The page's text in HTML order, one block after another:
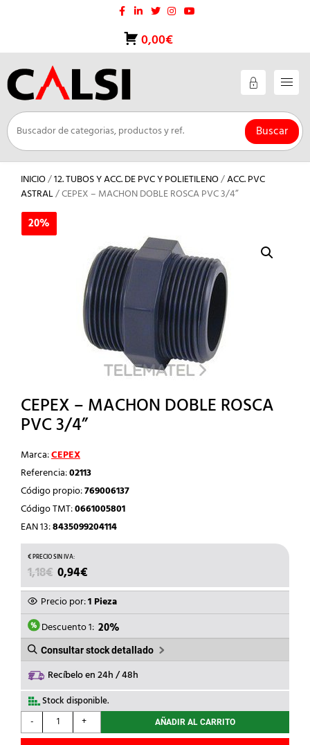
0,00€
Buscar
INICIO/12. TUBOS Y ACC. DE PVC Y POLIETILENO/ACC. PVC
ASTRAL/ CEPEX – MACHON DOBLE ROSCA PVC 3/4”
20%
CEPEX – MACHON DOBLE ROSCA
PVC 3/4”
Marca:CEPEX
Referencia:02113
Código propio:769006137
Código TMT:0661005801
EAN 13:8435099204114
1,18€ EL
PRECIO
ORIGINAL
ERA:
1,18€.
0,94€
PRECIO
ACTUAL
ES:
0,94€.
Precio por:1 Pieza
Descuento 1: 20%
Consultar stock detallado
Recíbelo en 24h / 48h
Stock disponible.
-
CEPEX
-
+ AÑADIR AL CARRITO
20%